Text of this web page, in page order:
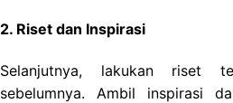
2. Riset dan Inspirasi
Selanjutnya, lakukan riset
sebelumnya. Ambil inspirasi